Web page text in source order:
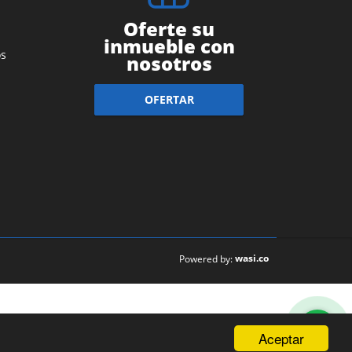
Aceptar
Oferte su
inmueble con
nosotros
OFERTAR
Powered by:wasi.co